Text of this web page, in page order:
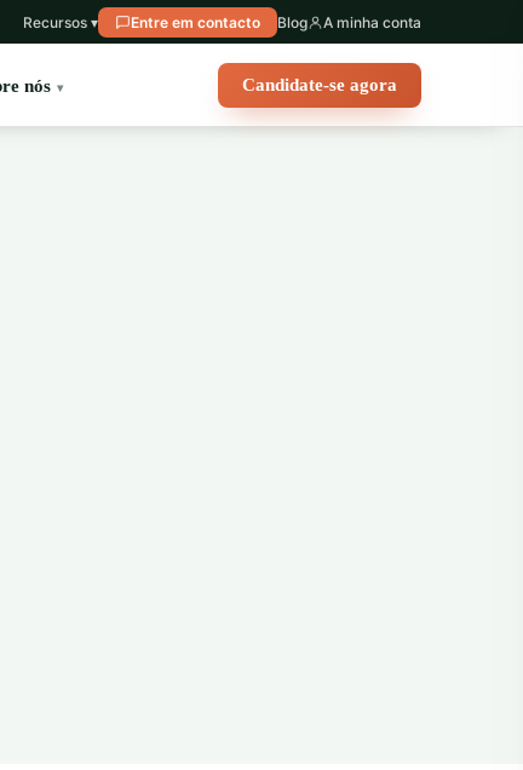
Recursos ▾ Entre em contacto Blog A minha conta
nós Candidate-se agora